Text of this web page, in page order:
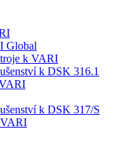
Global
k VARI
k DSK 316.1
k DSK 317/S
VARI